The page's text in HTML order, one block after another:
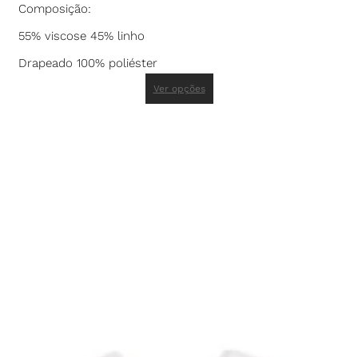
Composição:
55% viscose 45% linho
Drapeado 100% poliéster
Ver opções